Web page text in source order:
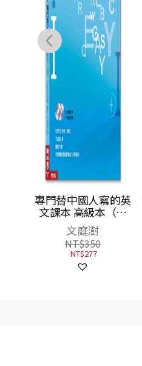
專門替中國人寫的英
文課本 高級本（上
冊）
文庭澍
NT$350
NT$277